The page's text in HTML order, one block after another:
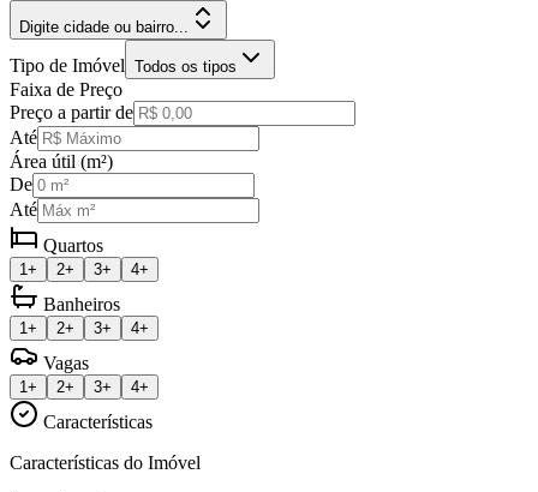
Digite cidade ou bairro...
Tipo de Imóvel Todos os tipos
Faixa de Preço
Preço a partir de
Até
Área útil (m²)
De
Até
Quartos
1+ 2+ 3+ 4+
Banheiros
1+ 2+ 3+ 4+
Vagas
1+ 2+ 3+ 4+
Características
Características do Imóvel